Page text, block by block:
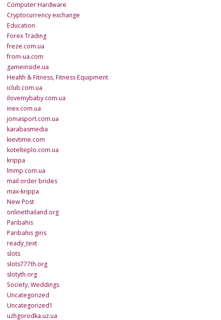
Computer Hardware
Cryptocurrency exchange
Education
Forex Trading
freze.com.ua
from-ua.com
gameinside.ua
Health & Fitness, Fitness Equipment
iclub.com.ua
ilovemybaby.com.ua
inex.com.ua
jomasport.com.ua
karabasmedia
kievtime.com
kotelteplo.com.ua
krippa
lmmp.com.ua
mail order brides
max-krippa
New Post
onlinethailand.org
Paribahis
Paribahis giris
ready_text
slots
slots777th.org
slotyth.org
Society, Weddings
Uncategorized
Uncategorized1
uzhgorodka.uz.ua